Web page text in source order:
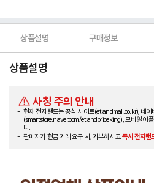
상품설명 구매정보
상품설명
사칭 주의 안내
현재 전자랜드는 공식 사이트(etlandmall.co.kr), 네이
(smartstore.naver.com/etlandpriceking), 모바일 어
다.
판매자가 현금 거래 요구 시, 거부하시고즉시 전자랜